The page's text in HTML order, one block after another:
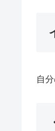
自